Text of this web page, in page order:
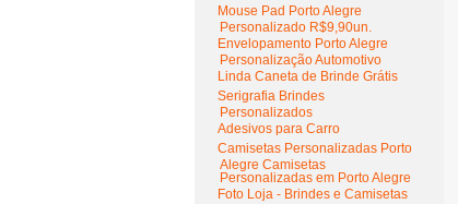
Mouse Pad Porto Alegre
Personalizado R$9,90un.
Envelopamento Porto Alegre
Personalização Automotivo
Linda Caneta de Brinde Grátis
Serigrafia Brindes
Personalizados
Adesivos para Carro
Camisetas Personalizadas Porto
Alegre Camisetas
Personalizadas em Porto Alegre
Foto Loja - Brindes e Camisetas